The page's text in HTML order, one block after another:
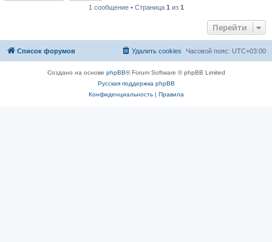
1 сообщение • Страница 1 из 1
Перейти
Список форумов Часовой пояс: UTC+03:00
Удалить cookies
Создано на основе phpBB® Forum Software © phpBB Limited
Русская поддержка phpBB
Конфиденциальность| Правила